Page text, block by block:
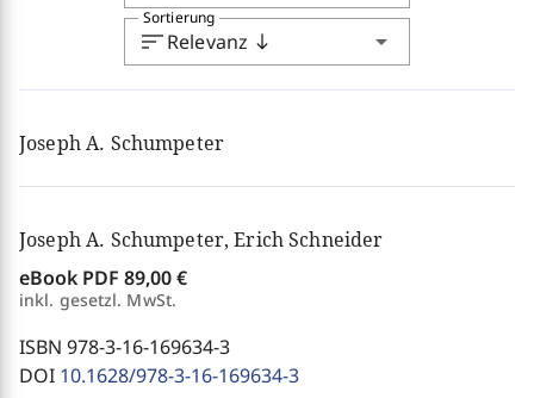
sortRelevanz south arrow_drop_down
Sortierung
Joseph A. Schumpeter
Joseph A. Schumpeter, Erich Schneider
eBook PDF 89,00 €
inkl. gesetzl. MwSt.
ISBN 978-3-16-169634-3
DOI 10.1628/978-3-16-169634-3